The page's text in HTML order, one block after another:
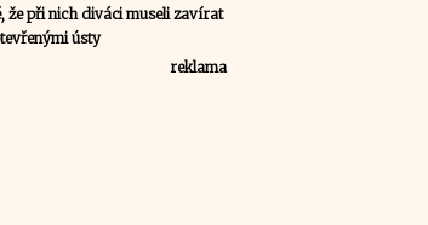
že při nich diváci museli zavírat
ústy
reklama